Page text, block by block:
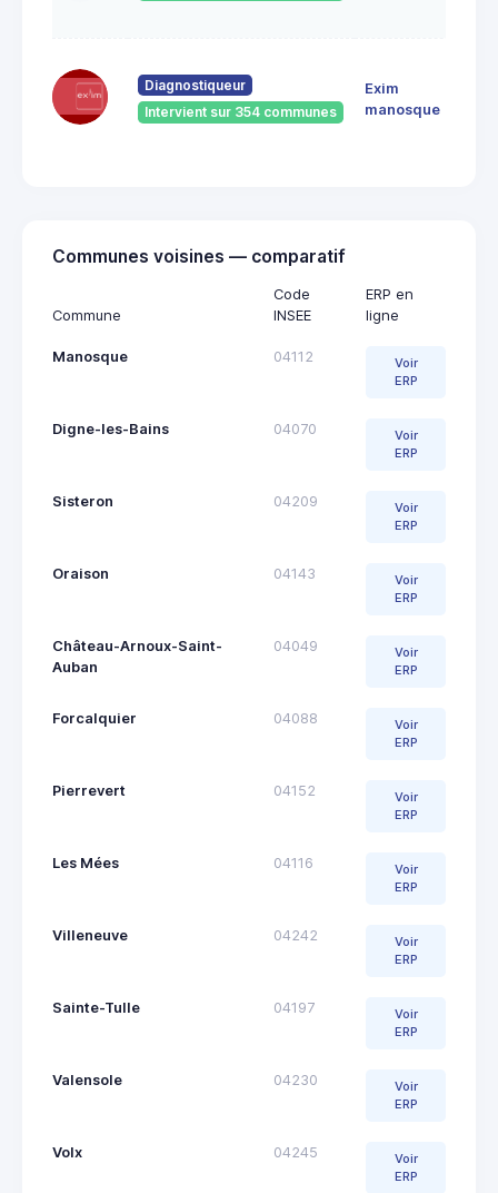
Diagnostiqueur
Intervient sur 354 communes
Exim
manosque
Communes voisines — comparatif
Commune
Code
INSEE
ERP en
ligne
Manosque 04112
Voir
ERP
Digne-les-Bains 04070
Voir
ERP
Sisteron 04209
Voir
ERP
Oraison 04143
Voir
ERP
Château-Arnoux-Saint-
Auban
04049
Voir
ERP
Forcalquier 04088
Voir
ERP
Pierrevert 04152
Voir
ERP
Les Mées 04116
Voir
ERP
Villeneuve 04242
Voir
ERP
Sainte-Tulle 04197
Voir
ERP
Valensole 04230
Voir
ERP
Volx 04245
Voir
ERP